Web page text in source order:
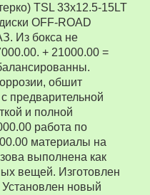
TSL 33x12.5-15LT
OFF-ROAD
Из бокса не
+ 21000.00 =
обшит
предварительной
и полной
работа по
материалы на
выполнена как
вещей. Изготовлен
новый